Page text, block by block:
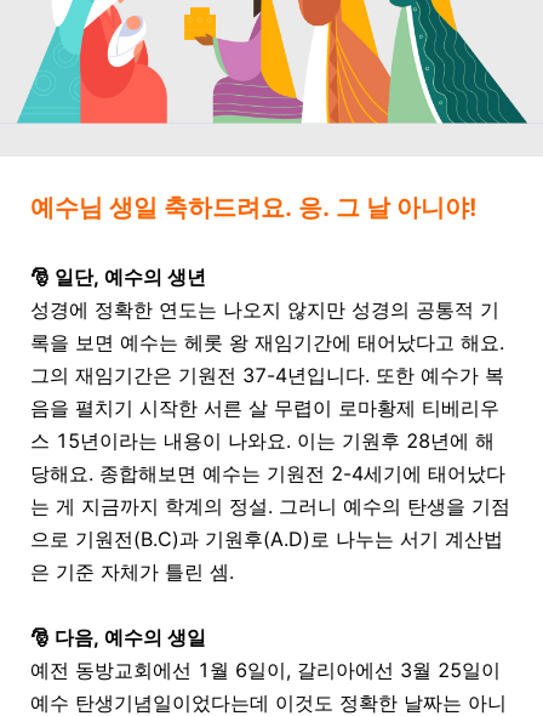
예수님 생일 축하드려요. 응. 그 날 아니야!
🎅 일단, 예수의 생년
성경에 정확한 연도는 나오지 않지만 성경의 공통적 기
록을 보면 예수는 헤롯 왕 재임기간에 태어났다고 해요.
그의 재임기간은 기원전 37-4년입니다. 또한 예수가 복
음을 펼치기 시작한 서른 살 무렵이 로마황제 티베리우
스 15년이라는 내용이 나와요. 이는 기원후 28년에 해
당해요. 종합해보면 예수는 기원전 2-4세기에 태어났다
는 게 지금까지 학계의 정설. 그러니 예수의 탄생을 기점
으로 기원전(B.C)과 기원후(A.D)로 나누는 서기 계산법
은 기준 자체가 틀린 셈.
🎅 다음, 예수의 생일
예전 동방교회에선 1 월 6일이, 갈리아에선 3월 25일이
예수 탄생기념일이었다는데 이것도 정확한 날짜는 아니